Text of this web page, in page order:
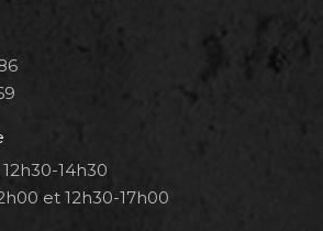
14h30
et 12h30-17h00